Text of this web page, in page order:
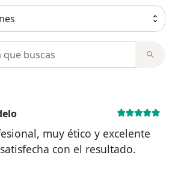
muy ético y excelente
con el resultado.